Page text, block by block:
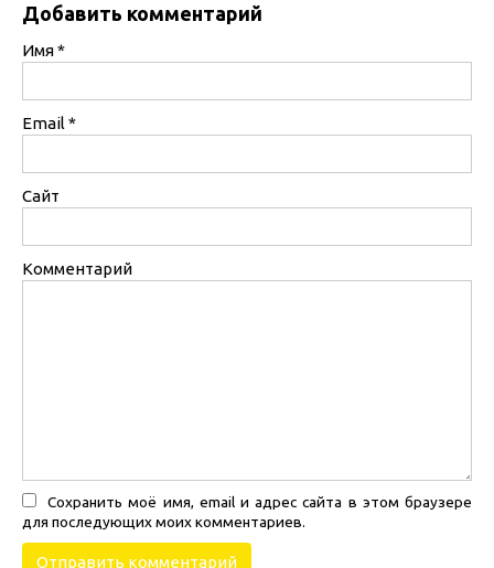
Добавить комментарий
Имя*
Email *
Сайт
Комментарий
Сохранить моё имя, email и адрес сайта в этом браузере
для последующих моих комментариев.